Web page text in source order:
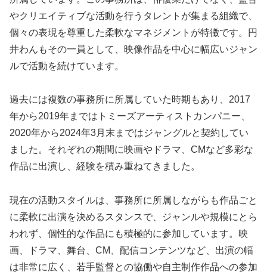
やクリエイティブな活動を行うタレントが集まる組織で、
個々の表現を尊重した柔軟なマネジメントが特徴です。円
井わんもその一員として、映像作品を中心に幅広いジャン
ルで活動を続けています。
過去には複数の事務所に所属していた時期もあり、2017
年から2019年まではトミーズアーティストカンパニー、
2020年から2024年3月末まではジャングルと契約してい
ました。それぞれの期間に映画やドラマ、CMなど多彩な
作品に出演し、経験を積み重ねてきました。
現在の活動スタイルは、事務所に所属しながらも作品ごと
に柔軟に出演を決めるスタンスで、ジャンルや規模にとら
われず、個性的な作品にも積極的に参加しています。映
画、ドラマ、舞台、CM、配信コンテンツなど、出演の幅
は非常に広く、若手監督との協働や自主制作作品への参加